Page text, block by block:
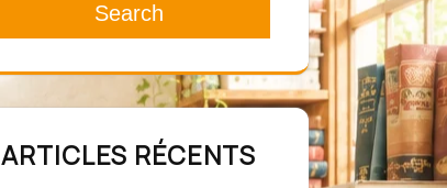
Search
ARTICLES RÉCENTS